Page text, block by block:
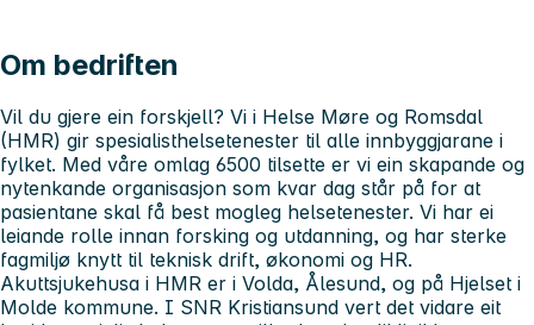
Om bedriften
Vil du gjere ein forskjell? Vi i Helse Møre og Romsdal
(HMR) gir spesialisthelsetenester til alle innbyggjarane i
fylket. Med våre omlag 6500 tilsette er vi ein skapande og
nytenkande organisasjon som kvar dag står på for at
pasientane skal få best mogleg helsetenester. Vi har ei
leiande rolle innan forsking og utdanning, og har sterke
fagmiljø knytt til teknisk drift, økonomi og HR.
Akuttsjukehusa i HMR er i Volda, Ålesund, og på Hjelset i
Molde kommune. I SNR Kristiansund vert det vidare eit